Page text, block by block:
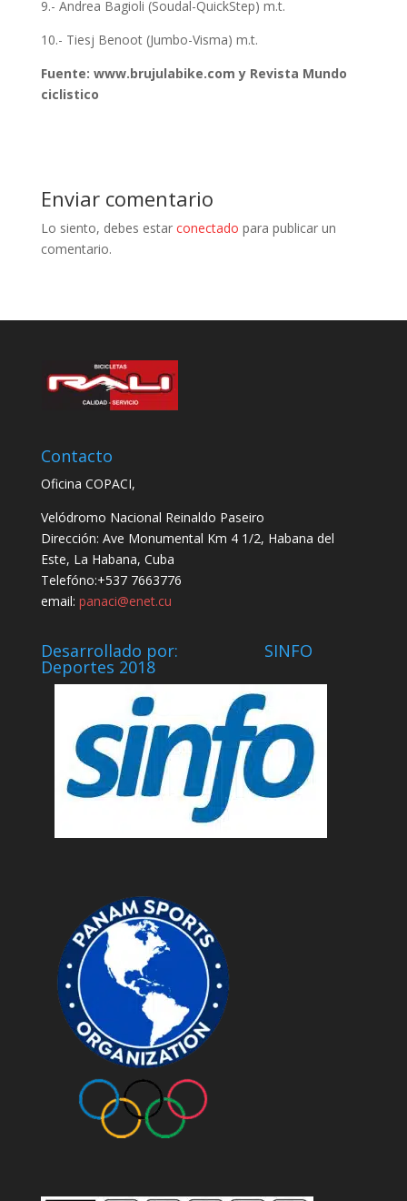
9.- Andrea Bagioli (Soudal-QuickStep) m.t.
10.- Tiesj Benoot (Jumbo-Visma) m.t.
Fuente: www.brujulabike.com y Revista Mundo
ciclistico
Enviar comentario
Lo siento, debes estar conectado para publicar un
comentario.
Contacto
Oficina COPACI,
Velódromo Nacional Reinaldo Paseiro
Dirección: Ave Monumental Km 4 1/2, Habana del
Este, La Habana, Cuba
Telefóno:+537 7663776
email: panaci@enet.cu
Desarrollado por: SINFO
Deportes 2018